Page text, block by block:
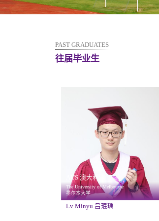
PAST GRADUATES
往届毕业生
AUS 澳大利亚
The University of Melbourne
墨尔本大学
Lv Minyu 吕珉瑀